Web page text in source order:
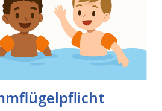
/ Pool-Party